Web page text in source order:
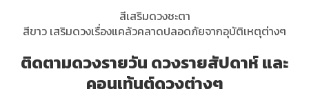
สีเสริมดวงชะตา
สีขาว เสริมดวงเรื่องแคล้วคลาดปลอดภัยจากอุบัติเหตุต่างๆ
ติดตามดวงรายวัน ดวงรายสัปดาห์ และ
คอนเท้นต์ดวงต่างๆ